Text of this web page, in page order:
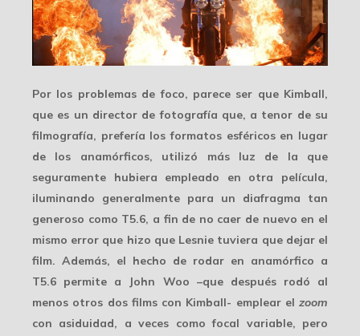
Por los problemas de foco, parece ser que Kimball,
que es un director de fotografía que, a tenor de su
filmografía, prefería los formatos esféricos en lugar
de los anamórficos, utilizó más luz de la que
seguramente hubiera empleado en otra película,
iluminando generalmente para un diafragma tan
generoso como T5.6, a fin de no caer de nuevo en el
mismo error que hizo que Lesnie tuviera que dejar el
film. Además, el hecho de rodar en anamórfico a
T5.6 permite a John Woo –que después rodó al
menos otros dos films con Kimball- emplear el zoom
con asiduidad, a veces como focal variable, pero